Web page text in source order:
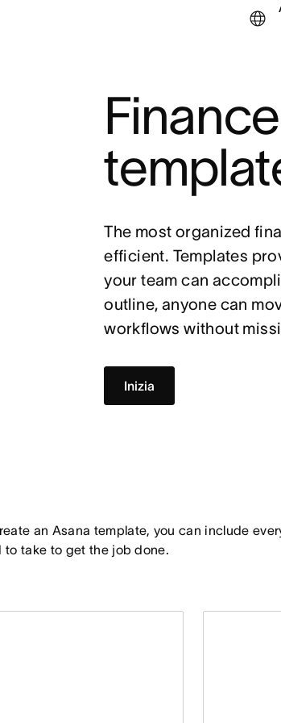
Finance
The most organized
efficient. Templates
your team can
outline, anyone can
workflows without
Inizia
an Asana template, you can include
to take to get the job done.